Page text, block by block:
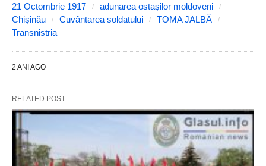
21 Octombrie 1917
adunarea ostașilor moldoveni
Chișinău
Cuvântarea soldatului
TOMA JALBĂ
Transnistria
2 ANI AGO
RELATED POST